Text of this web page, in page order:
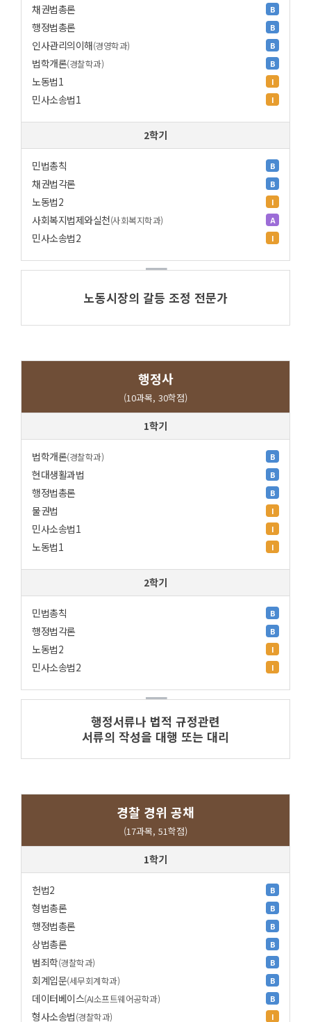
채권법총론 B
행정법총론 B
인사관리의이해(경영학과) B
법학개론(경찰학과) B
노동법1 I
민사소송법1 I
2학기
민법총칙 B
채권법각론 B
노동법2 I
사회복지법제와실천(사회복지학과) A
민사소송법2 I
노동시장의 갈등 조정 전문가
행정사
(10과목, 30학점)
1학기
법학개론(경찰학과) B
현대생활과법 B
행정법총론 B
물권법 I
민사소송법1 I
노동법1 I
2학기
민법총칙 B
행정법각론 B
노동법2 I
민사소송법2 I
행정서류나 법적 규정관련
서류의 작성을 대행 또는 대리
경찰 경위 공채
(17과목, 51학점)
1학기
헌법2 B
형법총론 B
행정법총론 B
상법총론 B
범죄학(경찰학과) B
회계입문(세무회계학과) B
데이터베이스(AI소프트웨어공학과) B
형사소송법(경찰학과) I